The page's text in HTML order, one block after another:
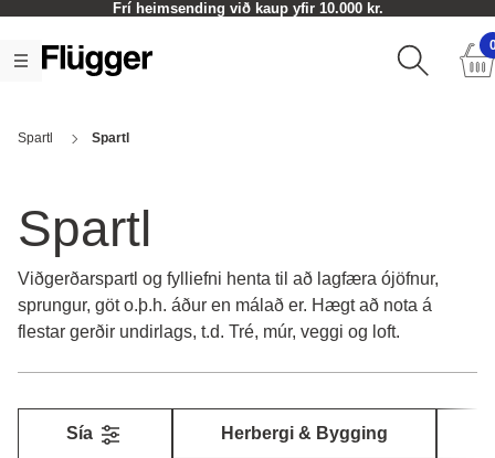
Afhendingartími 1-5 virkir
Spartl Spartl
Spartl
Viðgerðarspartl og fylliefni henta til að lagfæra ójöfnur,
sprungur, göt o.þ.h. áður en málað er. Hægt að nota á
flestar gerðir undirlags, t.d. Tré, múr, veggi og loft.
Sía Herbergi & Bygging